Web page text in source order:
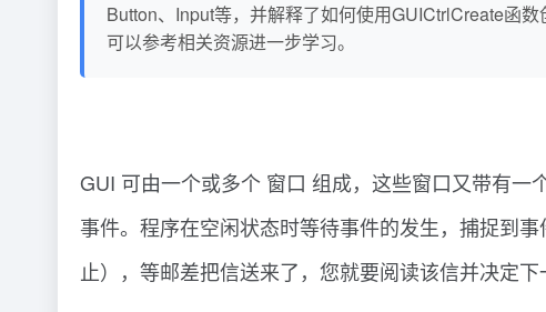
Button、Input等，并解释了如何使用GUICtrlCreate函
可以参考相关资源进一步学习。
GUI 可由一个或多个 窗口 组成，这些窗口又带有一
事件。程序在空闲状态时等待事件的发生，捕捉到
止），等邮差把信送来了，您就要阅读该信并决定